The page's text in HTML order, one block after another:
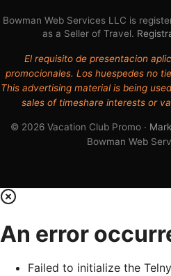
Bowman Web Services LLC is
as a Seller of Travel.
El requisito de presentacion
promocionales. Los huespedes no
This advertising material is being
sales of timeshare interests or
© 2026 Vacation Club Promo ·
Bowman Web